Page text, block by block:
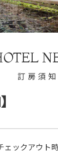
訂房須知
ェックアウト